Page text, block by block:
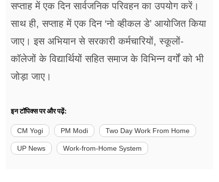
सप्ताह में एक दिन सार्वजनिक परिवहन का उपयोग करें।
साथ ही, सप्ताह में एक दिन ‘नो व्हीकल डे’ आयोजित किया
जाए। इस अभियान से सरकारी कर्मचारियों, स्कूलों-
कॉलेजों के विद्यार्थियों सहित समाज के विभिन्न वर्गों को भी
जोड़ा जाए।
इन टॉपिक्स पर और पढ़ें:
CM Yogi PM Modi Two Day Work From Home
UP News Work-from-Home System